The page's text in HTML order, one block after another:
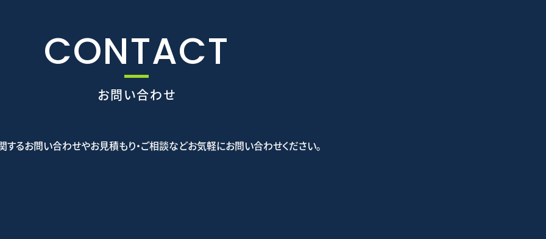
CONTACT
お問い合わせ
するお問い合わせやお見積もり・ご相談などお気軽にお問い合わせください。